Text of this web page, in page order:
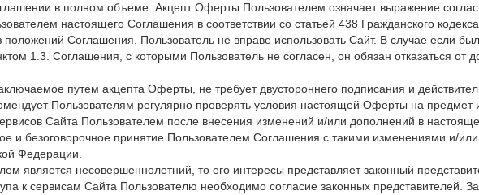
в полном объеме. Акцепт Оферты Пользователем означает выражение
настоящего Соглашения в соответствии со статьей 438 Гражданского
положений Соглашения, Пользователь не вправе использовать Сайт. В случае если
1.3. Соглашения, с которыми Пользователь не согласен, он обязан отказаться от
путем акцепта Оферты, не требует двустороннего подписания и
Пользователям регулярно проверять условия настоящей Оферты на
Сайта Пользователем после внесения изменений и/или дополнений в
и безоговорочное принятие Пользователем Соглашения с такими изменениями и/или
Федерации.
является несовершеннолетний, то его интересы представляет законный
к сервисам Сайта Пользователю необходимо согласие законных представителей.